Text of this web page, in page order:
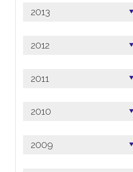
2013
2012
2011
2010
2009